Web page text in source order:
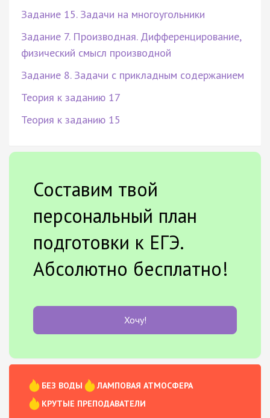
Задание 15. Задачи на многоугольники
Задание 7. Производная. Дифференцирование,
физический смысл производной
Задание 8. Задачи с прикладным содержанием
Теория к заданию 17
Теория к заданию 15
Составим твой
персональный план
подготовки к ЕГЭ.
Абсолютно бесплатно!
Хочу!
БЕЗ ВОДЫ
ЛАМПОВАЯ АТМОСФЕРА
КРУТЫЕ ПРЕПОДАВАТЕЛИ